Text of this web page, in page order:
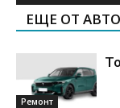
ЕЩЕ ОТ
Ремонт